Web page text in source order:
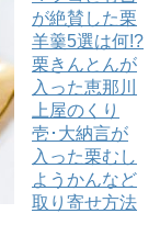
が絶賛した栗
羊羹5選は何!?
栗きんとんが
入った恵那川
上屋のくり
壱･大納言が
入った栗むし
ようかんなど
取り寄せ方法